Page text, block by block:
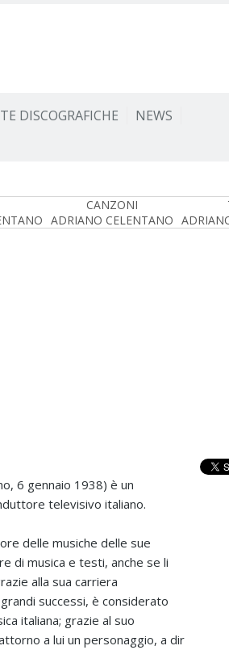
DISCOGRAFICHE NEWS
CANZONI
ADRIANO CELENTANO
6 gennaio 1938) è un
televisivo italiano.
delle musiche delle sue
di musica e testi, anche se li
alla sua carriera
successi, è considerato
italiana; grazie al suo
a lui un personaggio, a dir